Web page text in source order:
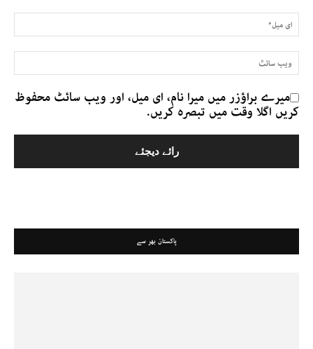
میرے براؤزر میں میرا نام، ای میل، اور ویب سائٹ محفوظ
کریں اگلا وقت میں تبصرہ کریں.
پاکستان بھر سے